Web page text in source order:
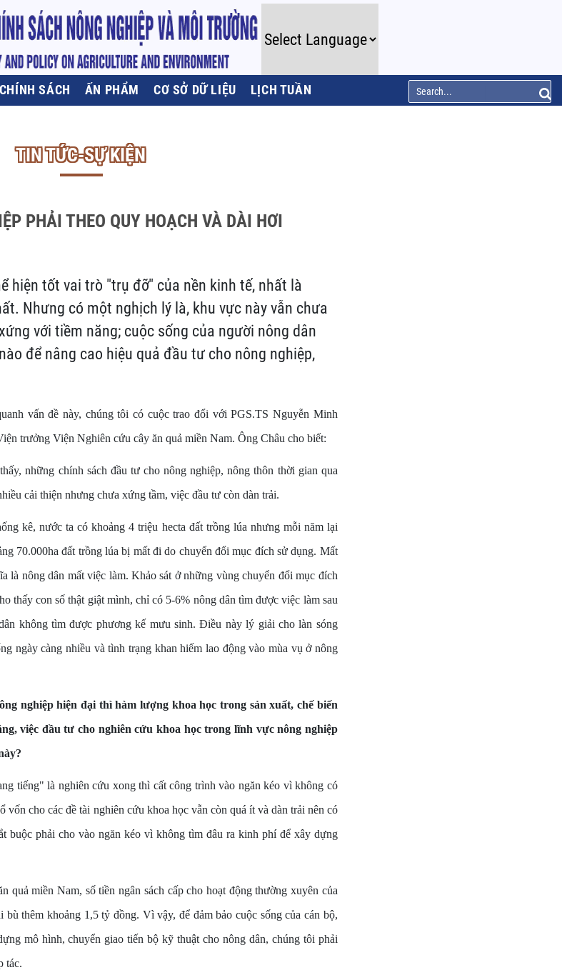
SÁCH ẤN PHẨM CƠ SỞ DỮ LIỆU LỊCH TUẦN
TIN TỨC-SỰ KIỆN
PHẢI THEO QUY HOẠCH VÀ DÀI HƠI
hiện tốt vai trò "trụ đỡ" của nền kinh tế, nhất là
Nhưng có một nghịch lý là, khu vực này vẫn chưa
với tiềm năng; cuộc sống của người nông dân
để nâng cao hiệu quả đầu tư cho nông nghiệp,
vấn đề này, chúng tôi có cuộc trao đổi với PGS.TS Nguyễn Minh
trưởng Viện Nghiên cứu cây ăn quả miền Nam. Ông Châu cho biết:
những chính sách đầu tư cho nông nghiệp, nông thôn thời gian qua
cải thiện nhưng chưa xứng tầm, việc đầu tư còn dàn trải.
kê, nước ta có khoảng 4 triệu hecta đất trồng lúa nhưng mỗi năm lại
70.000ha đất trồng lúa bị mất đi do chuyển đổi mục đích sử dụng. Mất
là nông dân mất việc làm. Khảo sát ở những vùng chuyển đổi mục đích
thấy con số thật giật mình, chỉ có 5-6% nông dân tìm được việc làm sau
không tìm được phương kế mưu sinh. Điều này lý giải cho làn sóng
ngày càng nhiều và tình trạng khan hiếm lao động vào mùa vụ ở nông
nghiệp hiện đại thì hàm lượng khoa học trong sản xuất, chế biến
việc đầu tư cho nghiên cứu khoa học trong lĩnh vực nông nghiệp
tiếng" là nghiên cứu xong thì cất công trình vào ngăn kéo vì không có
vốn cho các đề tài nghiên cứu khoa học vẫn còn quá ít và dàn trải nên có
buộc phải cho vào ngăn kéo vì không tìm đâu ra kinh phí để xây dựng
miền Nam, số tiền ngân sách cấp cho hoạt động thường xuyên của
thêm khoảng 1,5 tỷ đồng. Vì vậy, để đảm bảo cuộc sống của cán bộ,
mô hình, chuyển giao tiến bộ kỹ thuật cho nông dân, chúng tôi phải
tác.